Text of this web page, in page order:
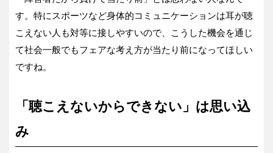
す。特にスポーツなど身体的コミュニケーションは耳が聴
こえない人も対等に接しやすいので、こうした機会を通じ
て社会一般でもフェアな考え方が当たり前になってほしい
ですね。
「聴こえないからできない」は思い込
み